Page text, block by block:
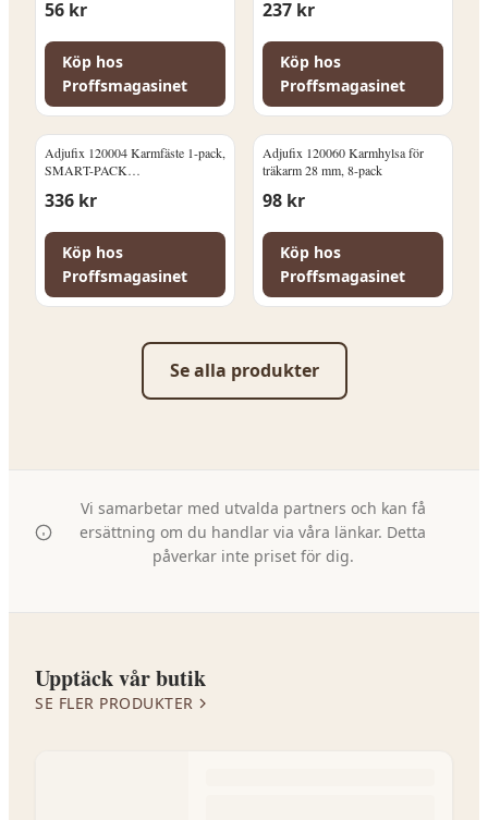
56 kr
Köp hos
Proffsmagasinet
237 kr
Köp hos
Proffsmagasinet
Adjufix 120004 Karmfäste 1-pack,
SMART-PACK
336 kr
Köp hos
Proffsmagasinet
Adjufix 120060 Karmhylsa för
träkarm 28 mm, 8-pack
98 kr
Köp hos
Proffsmagasinet
Se alla produkter
Vi samarbetar med utvalda partners och kan få
ersättning om du handlar via våra länkar. Detta
påverkar inte priset för dig.
Upptäck vår butik
SE FLER PRODUKTER